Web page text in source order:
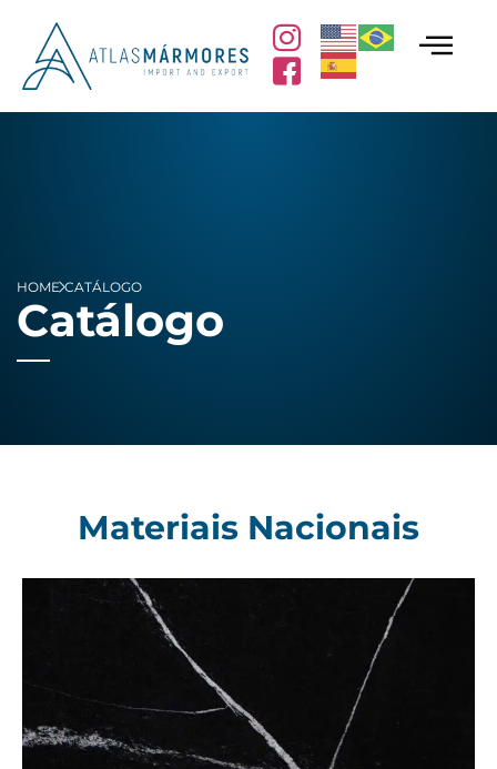
HOME CATÁLOGO
Catálogo
Materiais Nacionais